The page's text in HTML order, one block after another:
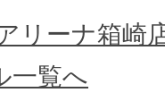
リーナ箱崎
一覧へ